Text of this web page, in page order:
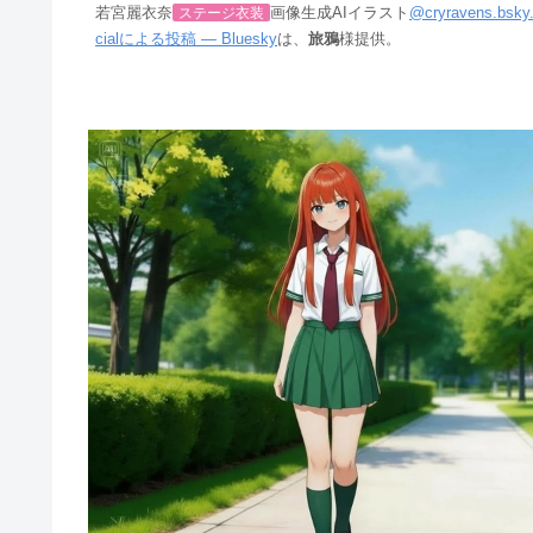
若宮麗衣奈 ステージ衣装 画像生成AIイラスト
cialによる投稿 — Blueskyは、 旅鴉様提供。